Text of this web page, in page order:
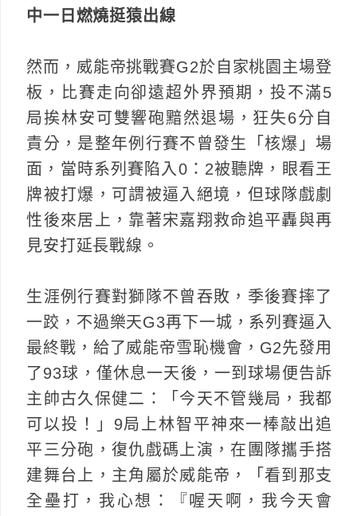
中一日燃燒挺猿出線
然而，威能帝挑戰賽G2於自家桃園主場登
板，比賽走向卻遠超外界預期，投不滿5
局挨林安可雙響砲黯然退場，狂失6分自
責分，是整年例行賽不曾發生「核爆」場
面，當時系列賽陷入0：2被聽牌，眼看王
牌被打爆，可謂被逼入絕境，但球隊戲劇
性後來居上，靠著宋嘉翔救命追平轟與再
見安打延長戰線。
生涯例行賽對獅隊不曾吞敗，季後賽摔了
一跤，不過樂天G3再下一城，系列賽逼入
最終戰，給了威能帝雪恥機會，G2先發用
了93球，僅休息一天後，一到球場便告訴
主帥古久保健二：「今天不管幾局，我都
可以投！」9局上林智平神來一棒敲出追
平三分砲，復仇戲碼上演，在團隊攜手搭
建舞台上，主角屬於威能帝，「看到那支
全壘打，我心想：『喔天啊，我今天會